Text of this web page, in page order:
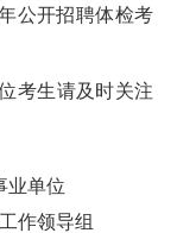
公开招聘体检考
考生请及时关注
业单位
作领导组